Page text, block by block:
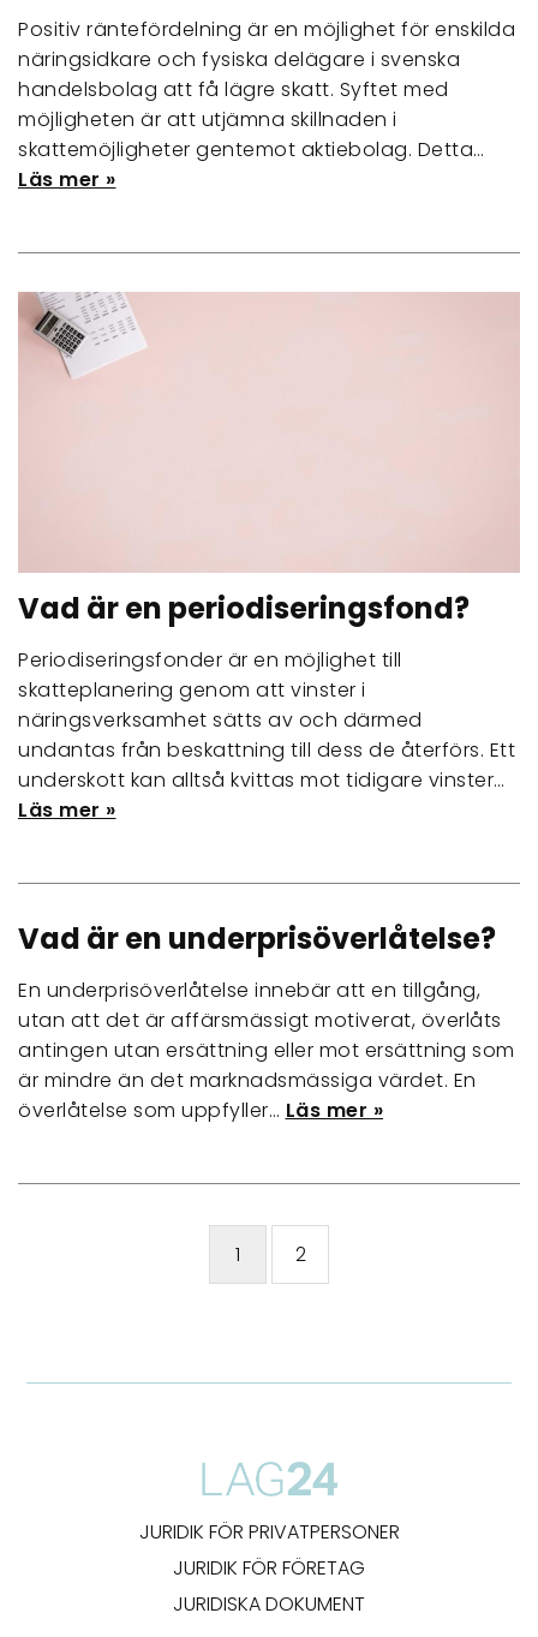
Positiv räntefördelning är en möjlighet för enskilda
näringsidkare och fysiska delägare i svenska
handelsbolag att få lägre skatt. Syftet med
möjligheten är att utjämna skillnaden i
skattemöjligheter gentemot aktiebolag. Detta…
Läs mer »
Vad är en periodiseringsfond?
Periodiseringsfonder är en möjlighet till
skatteplanering genom att vinster i
näringsverksamhet sätts av och därmed
undantas från beskattning till dess de återförs. Ett
underskott kan alltså kvittas mot tidigare vinster…
Läs mer »
Vad är en underprisöverlåtelse?
En underprisöverlåtelse innebär att en tillgång,
utan att det är affärsmässigt motiverat, överlåts
antingen utan ersättning eller mot ersättning som
är mindre än det marknadsmässiga värdet. En
överlåtelse som uppfyller… Läs mer »
1 2
JURIDIK FÖR PRIVATPERSONER
JURIDIK FÖR FÖRETAG
JURIDISKA DOKUMENT